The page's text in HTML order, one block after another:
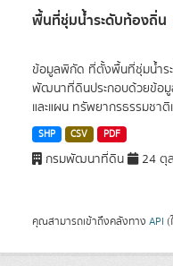
พื้นที่ชุ่มน้ำระดับท้องถิ่น
ข้อมูลพิกัด ที่ตั้งพื้นที่ชุ่มน้ำร
พัฒนาที่ดินประกอบด้วยข้อมู
และแผน ทรัพยากรธรรมชา
SHP CSV PDF
กรมพัฒนาที่ดิน 24 ตุ
คุณสามารถเข้าถึงคลังทาง API (